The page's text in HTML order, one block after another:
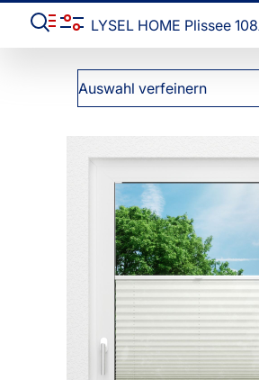
LYSEL HOME Plissee
Auswahl verfeinern